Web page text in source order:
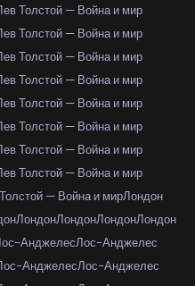
Толстой — Война и мир
Толстой — Война и мир
Толстой — Война и мир
Толстой — Война и мир
Толстой — Война и мир
Толстой — Война и мир
Толстой — Война и мир
Толстой — Война и мир
— Война и мирЛондон
ЛондонЛондонЛондонЛондон
АнджелесЛос-Анджелес
АнджелесЛос-Анджелес